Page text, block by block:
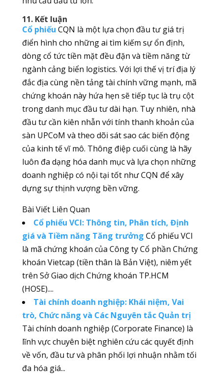
11. Kết luận
Cổ phiếu CQN là một lựa chọn đầu tư giá trị
điển hình cho những ai tìm kiếm sự ổn định,
dòng cổ tức tiền mặt đều đặn và tiềm năng từ
ngành cảng biển logistics. Với lợi thế vị trí địa lý
đắc địa cùng nền tảng tài chính vững mạnh, mã
chứng khoán này hứa hẹn sẽ tiếp tục là trụ cột
trong danh mục đầu tư dài hạn. Tuy nhiên, nhà
đầu tư cần kiên nhẫn với tính thanh khoản của
sàn UPCoM và theo dõi sát sao các biến động
của kinh tế vĩ mô. Thông điệp cuối cùng là hãy
luôn đa dạng hóa danh mục và lựa chọn những
doanh nghiệp có nội tại tốt như CQN để xây
dựng sự thịnh vượng bền vững.
Bài Viết Liên Quan
Cổ phiếu VCI: Thông tin, Phân tích, Định
giá và Tiềm năng Tăng trưởng Cổ phiếu VCI
là mã chứng khoán của Công ty Cổ phần Chứng
khoán Vietcap (tiền thân là Bản Việt), niêm yết
trên Sở Giao dịch Chứng khoán TP.HCM
(HOSE)....
Tài chính doanh nghiệp: Khái niệm, Vai
trò, Chức năng và Các Nguyên tắc Quản trị
Tài chính doanh nghiệp (Corporate Finance) là
lĩnh vực chuyên biệt nghiên cứu các quyết định
về vốn, đầu tư và phân phối lợi nhuận nhằm tối
đa hóa giá...